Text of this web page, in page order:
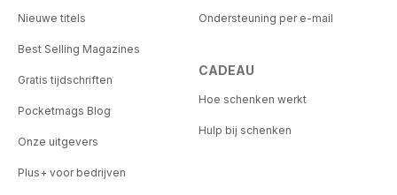
Nieuwe titels
Best Selling Magazines
Gratis tijdschriften
Pocketmags Blog
Onze uitgevers
Plus+ voor bedrijven
Ondersteuning per e-mail
CADEAU
Hoe schenken werkt
Hulp bij schenken